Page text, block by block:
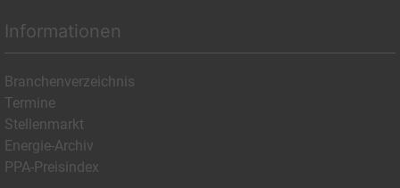
Informationen
Branchenverzeichnis
Termine
Stellenmarkt
Energie-Archiv
PPA-Preisindex